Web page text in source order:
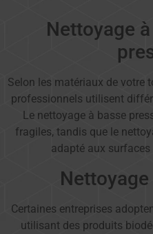
Nettoyage
Selon les matériaux de votre
professionnels utilisent
Le nettoyage à basse
fragiles, tandis que le
adapté aux
Certaines entreprises
utilisant des produits